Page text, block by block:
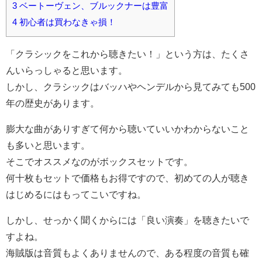
3 ベートーヴェン、ブルックナーは豊富
4 初心者は買わなきゃ損！
「クラシックをこれから聴きたい！」という方は、たくさ
んいらっしゃると思います。
しかし、クラシックはバッハやヘンデルから見てみても500
年の歴史があります。
膨大な曲がありすぎて何から聴いていいかわからないこと
も多いと思います。
そこでオススメなのがボックスセットです。
何十枚もセットで価格もお得ですので、初めての人が聴き
はじめるにはもってこいですね。
しかし、せっかく聞くからには「良い演奏」を聴きたいで
すよね。
海賊版は音質もよくありませんので、ある程度の音質も確